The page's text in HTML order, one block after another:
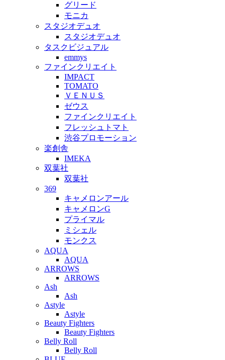
グリード
モニカ
スタジオデュオ
スタジオデュオ
タスクビジュアル
emmys
ファインクリエイト
IMPACT
TOMATO
ＶＥＮＵＳ
ゼウス
ファインクリエイト
フレッシュトマト
渋谷プロモーション
楽創舎
IMEKA
双葉社
双葉社
369
キャメロンアール
キャメロンG
プライマル
ミシェル
モンクス
AQUA
AQUA
ARROWS
ARROWS
Ash
Ash
Astyle
Astyle
Beauty Fighters
Beauty Fighters
Belly Roll
Belly Roll